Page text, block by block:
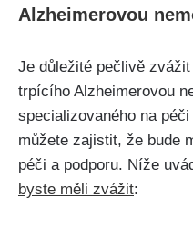
Alzheimerovou
Je důležité pečlivě
trpícího Alzheimerovou
specializovaného na
můžete zajistit, že bude
péči a podporu. Níže
byste měli zvážit: